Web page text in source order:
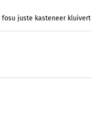
fosu juste kasteneer kluivert